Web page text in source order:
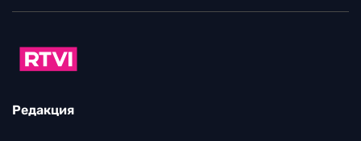
Редакция